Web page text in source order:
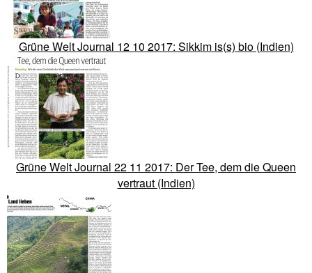
Grüne Welt Journal 12 10 2017: Sikkim is(s) bio (Indien)
Grüne Welt Journal 22 11 2017: Der Tee, dem die Queen
vertraut (Indien)